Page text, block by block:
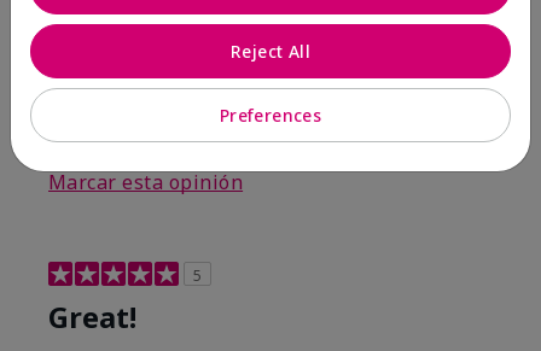
ConclusiónSí, recomendaría a un amigo
¿Le ha resultado útil esta
opinión?
Marcar esta opinión
5
Great!
Preferences
Reject All